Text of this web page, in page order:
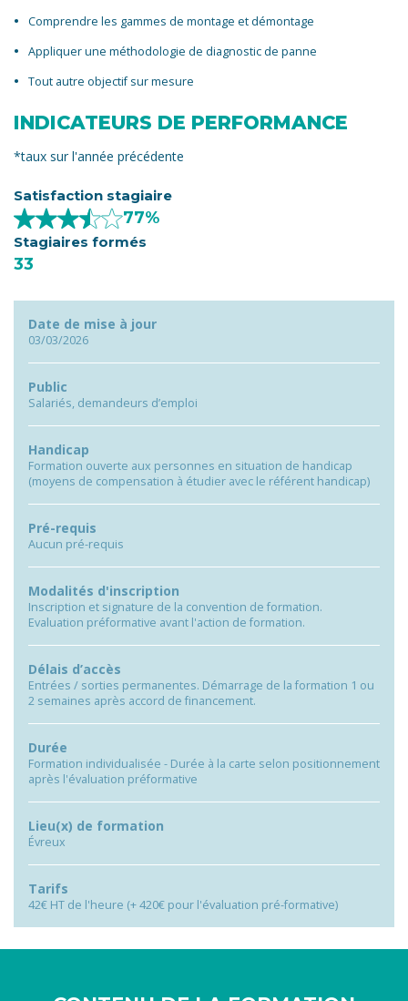
Comprendre les gammes de montage et démontage
Appliquer une méthodologie de diagnostic de panne
Tout autre objectif sur mesure
INDICATEURS DE PERFORMANCE
*taux sur l'année précédente
Satisfaction stagiaire
77%
Stagiaires formés
33
Date de mise à jour
03/03/2026
Public
Salariés, demandeurs d’emploi
Handicap
Formation ouverte aux personnes en situation de handicap
(moyens de compensation à étudier avec le référent handicap)
Pré-requis
Aucun pré-requis
Modalités d'inscription
Inscription et signature de la convention de formation.
Evaluation préformative avant l'action de formation.
Délais d’accès
Entrées / sorties permanentes. Démarrage de la formation 1 ou
2 semaines après accord de financement.
Durée
Formation individualisée - Durée à la carte selon positionnement
après l'évaluation préformative
Lieu(x) de formation
Évreux
Tarifs
42€ HT de l'heure (+ 420€ pour l'évaluation pré-formative)